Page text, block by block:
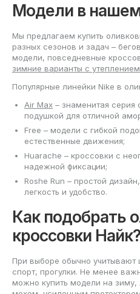
Модели в нашем
Мы предлагаем купить
разных сезонов и задач –
модели, повседневные
зимние варианты с утеплением
Популярные линейки Nike в
Air Max – знаменитая
подушкой для отличной
Free – модели с гибкой
естественные движения;
Huarache – кроссовки с
надежной фиксации;
Roshe Run – простой
легкость и удобство.
Как подобрать
кроссовки Найк?
При выборе обычно учитывают
спорт, прогулки. Не менее
можно купить модели на зиму,